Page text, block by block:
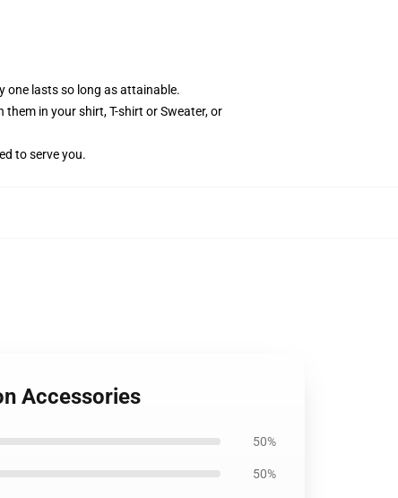
one lasts so long as attainable.
in your shirt, T-shirt or Sweater, or
to serve you.
Accessories
50%
50%